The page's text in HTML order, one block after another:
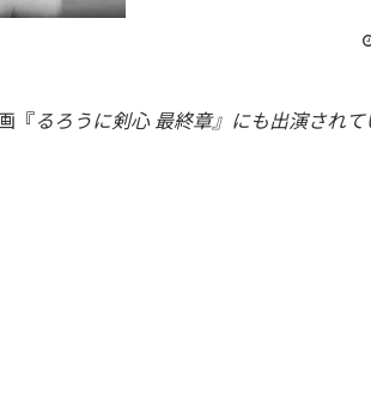
『るろうに剣心 最終章』にも出演されて